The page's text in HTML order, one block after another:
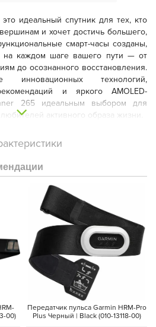
идеальный спутник для тех, кто
и хочет достичь большего,
смарт-часы созданы,
на каждом шаге вашего пути — от
до осознанного восстановления.
инновационных технологий,
и яркого AMOLED-
265 идеальным выбором для
активного образа жизни.
тренировка начнётся еще до
данные о качестве сна, уровне
вариабельности частоты
чтобы вы каждое утро получали
00)
Передатчик пульса Garmin HRM-Pro
Plus Черный | Black (010-13118-00)